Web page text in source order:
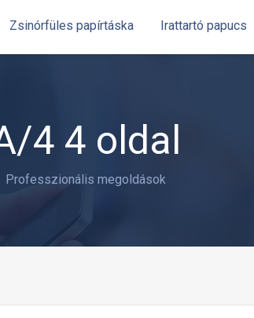
Zsinórfüles papírtáska Irattartó papucs
4 4 oldal
Professzionális megoldások